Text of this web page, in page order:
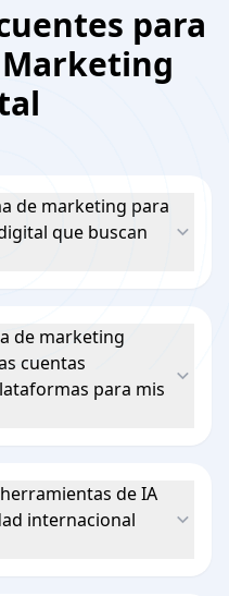
para
de marketing para
que buscan
de marketing
cuentas
para mis
de IA
internacional